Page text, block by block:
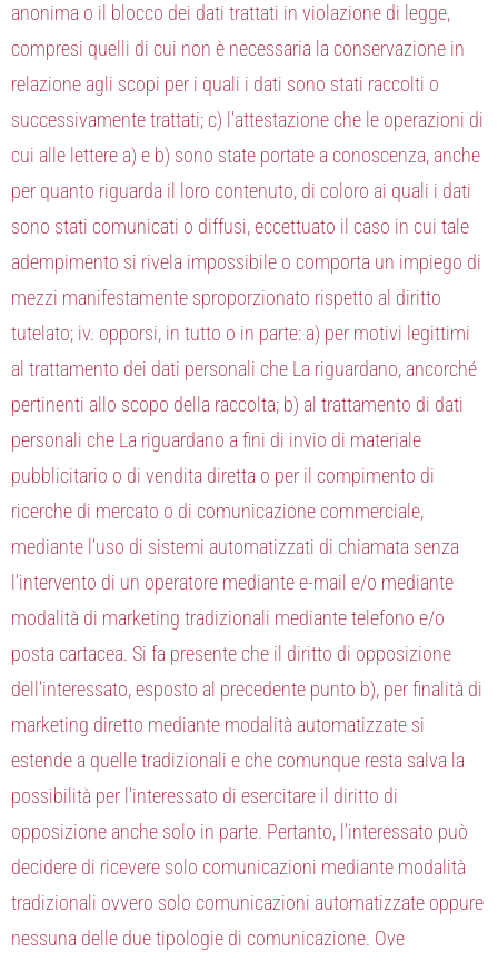
anonima o il blocco dei dati trattati in violazione di legge,
compresi quelli di cui non è necessaria la conservazione in
relazione agli scopi per i quali i dati sono stati raccolti o
successivamente trattati; c) l’attestazione che le operazioni di
cui alle lettere a) e b) sono state portate a conoscenza, anche
per quanto riguarda il loro contenuto, di coloro ai quali i dati
sono stati comunicati o diffusi, eccettuato il caso in cui tale
adempimento si rivela impossibile o comporta un impiego di
mezzi manifestamente sproporzionato rispetto al diritto
tutelato; iv. opporsi, in tutto o in parte: a) per motivi legittimi
al trattamento dei dati personali che La riguardano, ancorché
pertinenti allo scopo della raccolta; b) al trattamento di dati
personali che La riguardano a fini di invio di materiale
pubblicitario o di vendita diretta o per il compimento di
ricerche di mercato o di comunicazione commerciale,
mediante l’uso di sistemi automatizzati di chiamata senza
l’intervento di un operatore mediante e-mail e/o mediante
modalità di marketing tradizionali mediante telefono e/o
posta cartacea. Si fa presente che il diritto di opposizione
dell’interessato, esposto al precedente punto b), per finalità di
marketing diretto mediante modalità automatizzate si
estende a quelle tradizionali e che comunque resta salva la
possibilità per l’interessato di esercitare il diritto di
opposizione anche solo in parte. Pertanto, l’interessato può
decidere di ricevere solo comunicazioni mediante modalità
tradizionali ovvero solo comunicazioni automatizzate oppure
nessuna delle due tipologie di comunicazione. Ove